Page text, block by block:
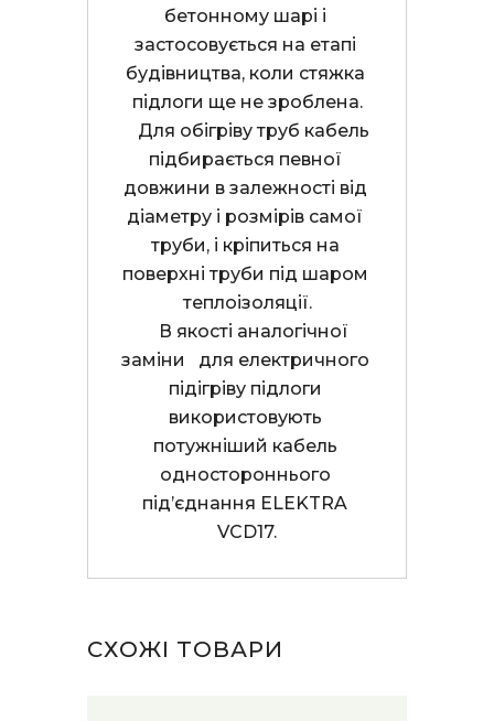
бетонному шарі і
застосовується на етапі
будівництва, коли стяжка
підлоги ще не зроблена.
підбирається певної
довжини в залежності від
діаметру і розмірів самої
труби, і кріпиться на
поверхні труби під шаром
теплоізоляції.
заміни   для електричного
підігріву підлоги
використовують
потужніший кабель
одностороннього
під’єднання ELEKTRA
VCD17.
СХОЖІ ТОВАРИ